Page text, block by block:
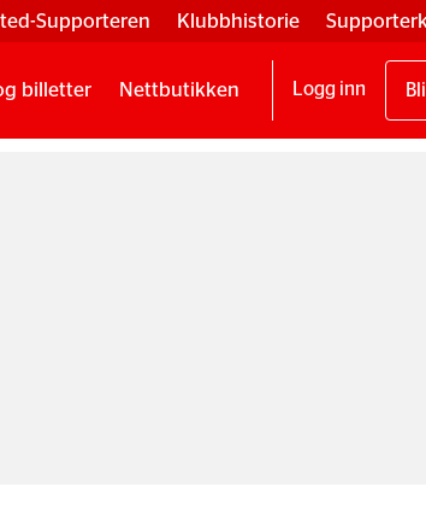
Supporteren Klubbhistorie
billetter Nettbutikken Logg inn